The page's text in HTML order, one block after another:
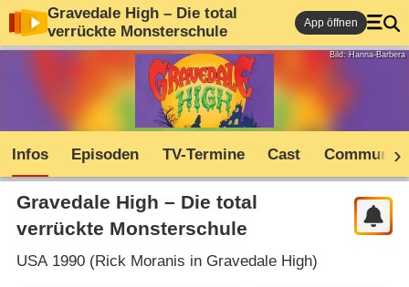
Gravedale High – Die total
verrückte Monsterschule
App öffnen
Bild: Hanna-Barbera
Infos Episoden TV-Termine Cast Community
Gravedale High – Die total
verrückte Monsterschule
USA1990 (Rick Moranis in Gravedale High)